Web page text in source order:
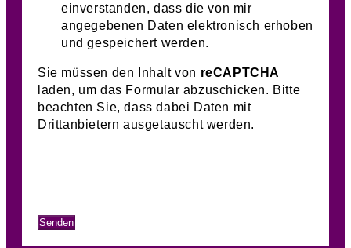
einverstanden, dass die von mir
angegebenen Daten elektronisch erhoben
und gespeichert werden.
Sie müssen den Inhalt von reCAPTCHA
laden, um das Formular abzuschicken. Bitte
beachten Sie, dass dabei Daten mit
Drittanbietern ausgetauscht werden.
Senden